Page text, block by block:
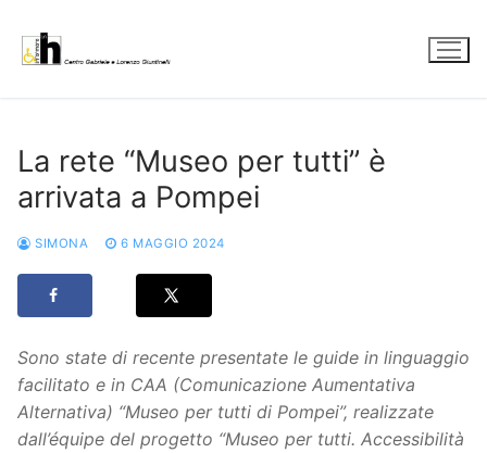
contenuto
La rete “Museo per tutti” è
arrivata a Pompei
SIMONA 6 MAGGIO 2024
Sono state di recente presentate le guide in linguaggio
facilitato e in CAA (Comunicazione Aumentativa
Alternativa) “Museo per tutti di Pompei”, realizzate
dall’équipe del progetto “Museo per tutti. Accessibilità